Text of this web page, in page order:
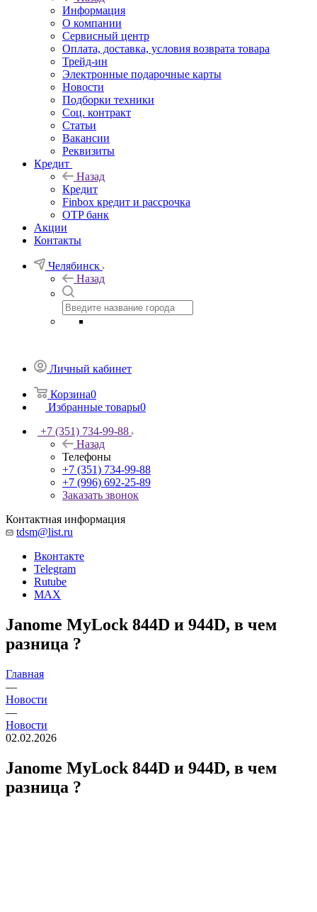
Информация
О компании
Сервисный центр
Оплата, доставка, условия возврата товара
Трейд-ин
Электронные подарочные карты
Новости
Подборки техники
Соц. контракт
Статьи
Вакансии
Реквизиты
Кредит
Назад
Кредит
Finbox кредит и рассрочка
OTP банк
Акции
Контакты
Челябинск
Назад
Личный кабинет
Корзина0
Избранные товары0
+7 (351) 734-99-88
Назад
Телефоны
+7 (351) 734-99-88
+7 (996) 692-25-89
Заказать звонок
Контактная информация
tdsm@list.ru
Вконтакте
Telegram
Rutube
MAX
Janome MyLock 844D и 944D, в чем
разница ?
Главная
—
Новости
—
Новости
02.02.2026
Janome MyLock 844D и 944D, в чем
разница ?